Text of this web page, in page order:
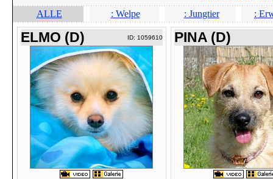
ALLE : Welpe : Jungtier :
ELMO (D) ID: 1059610 PINA (D)